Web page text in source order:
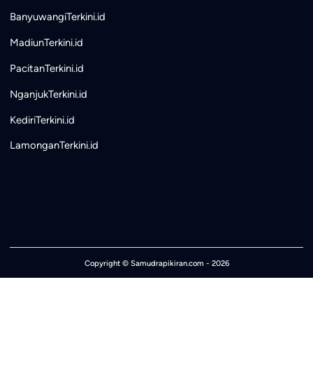
BanyuwangiTerkini.id
MadiunTerkini.id
PacitanTerkini.id
NganjukTerkini.id
KediriTerkini.id
LamonganTerkini.id
Copyright © Samudrapikiran.com - 2026